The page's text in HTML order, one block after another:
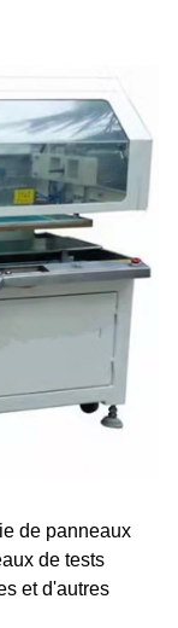
de panneaux
de tests
et d'autres